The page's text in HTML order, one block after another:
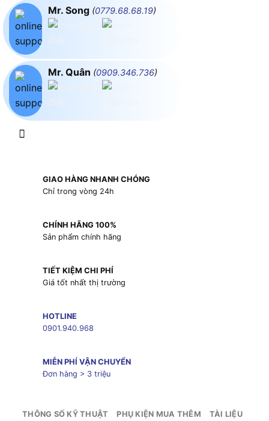
Mr. Song (0779.68.68.19)
Mr. Quân (0909.346.736)
GIAO HÀNG NHANH CHÓNG
Chỉ trong vòng 24h
CHÍNH HÃNG 100%
Sản phẩm chính hãng
TIẾT KIỆM CHI PHÍ
Giá tốt nhất thị trường
HOTLINE
0901.940.968
MIỄN PHÍ VẬN CHUYỂN
Đơn hàng > 3 triệu
THÔNG SỐ KỸ THUẬT PHỤ KIỆN MUA THÊM TÀI LIỆU